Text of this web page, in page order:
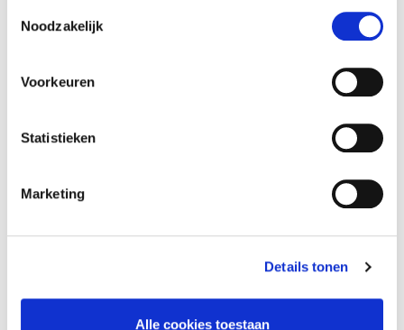
Noodzakelijk
Voorkeuren
Statistieken
Marketing
Details tonen
Alle cookies toestaan
Postcode*